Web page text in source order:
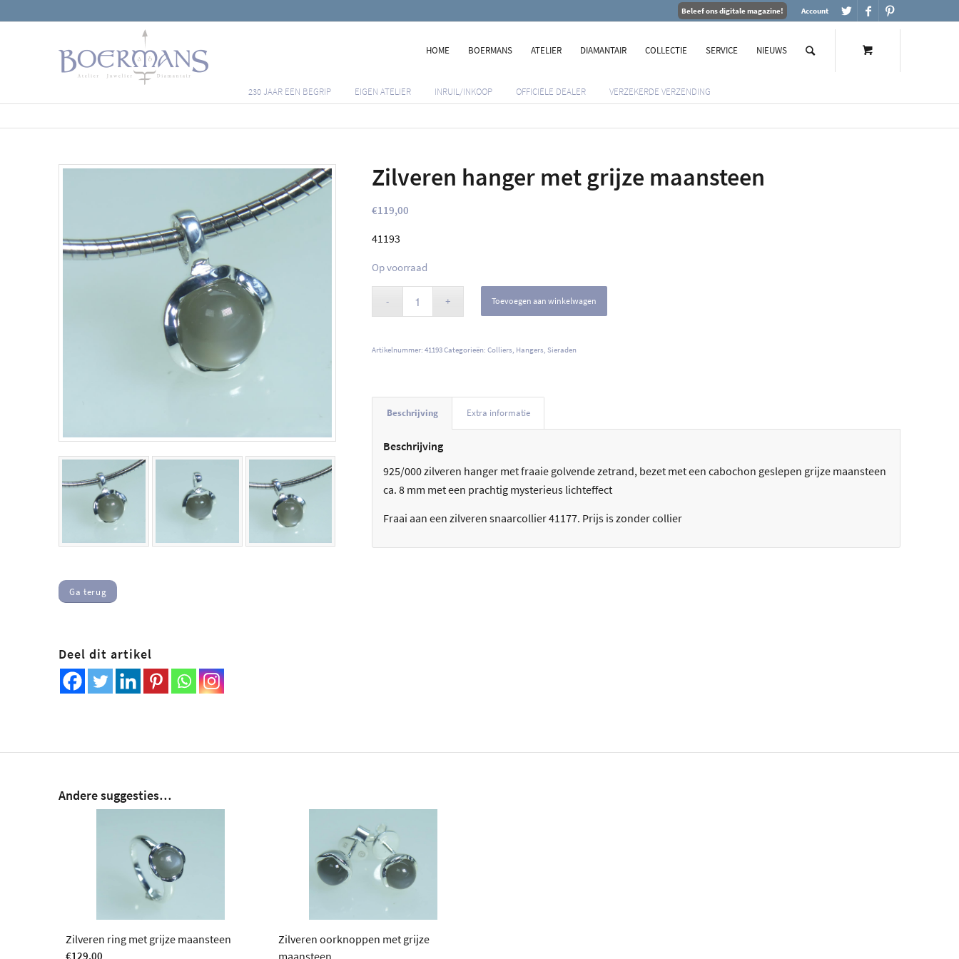
Account
Beleef ons digitale magazine!
HOME BOERMANS ATELIER DIAMANTAIR COLLECTIE SERVICE NIEUWS
230 JAAR EEN BEGRIP EIGEN ATELIER INRUIL/INKOOP OFFICIËLE DEALER VERZEKERDE VERZENDING
Ga terug
Deel dit artikel
Zilveren hanger met grijze maansteen
€119,00
41193
Op voorraad
Toevoegen aan winkelwagen
Artikelnummer:41193Categorieën:Colliers Hangers ,Sieraden
Beschrijving Extra informatie
Beschrijving
925/000 zilveren hanger met fraaie golvende zetrand, bezet met een cabochon geslepen grijze maansteen
ca. 8 mm met een prachtig mysterieus lichteffect
Fraai aan een zilveren snaarcollier 41177. Prijs is zonder collier
Andere suggesties…
Zilveren ring met grijze maansteen
€129,00
Zilveren oorknoppen met grijze